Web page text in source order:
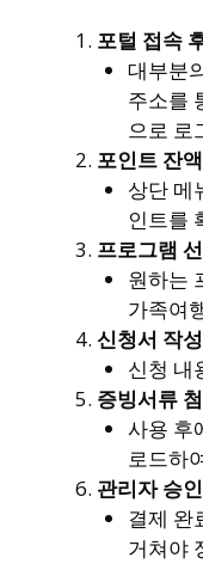
포털 접속
대부분
주소를
으로 로
포인트 잔
상단 메
인트를
프로그램
원하는
가족여
신청서 작
신청 내
증빙서류
사용 후
로드하
관리자 승
결제 완
거쳐야